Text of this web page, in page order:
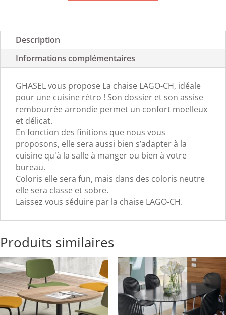
Description
Informations complémentaires
GHASEL vous propose La chaise LAGO-CH, idéale
pour une cuisine rétro ! Son dossier et son assise
rembourrée arrondie permet un confort moelleux
et délicat.
En fonction des finitions que nous vous
proposons, elle sera aussi bien s’adapter à la
cuisine qu'à la salle à manger ou bien à votre
bureau.
Coloris elle sera fun, mais dans des coloris neutre
elle sera classe et sobre.
Laissez vous séduire par la chaise LAGO-CH.
Produits similaires